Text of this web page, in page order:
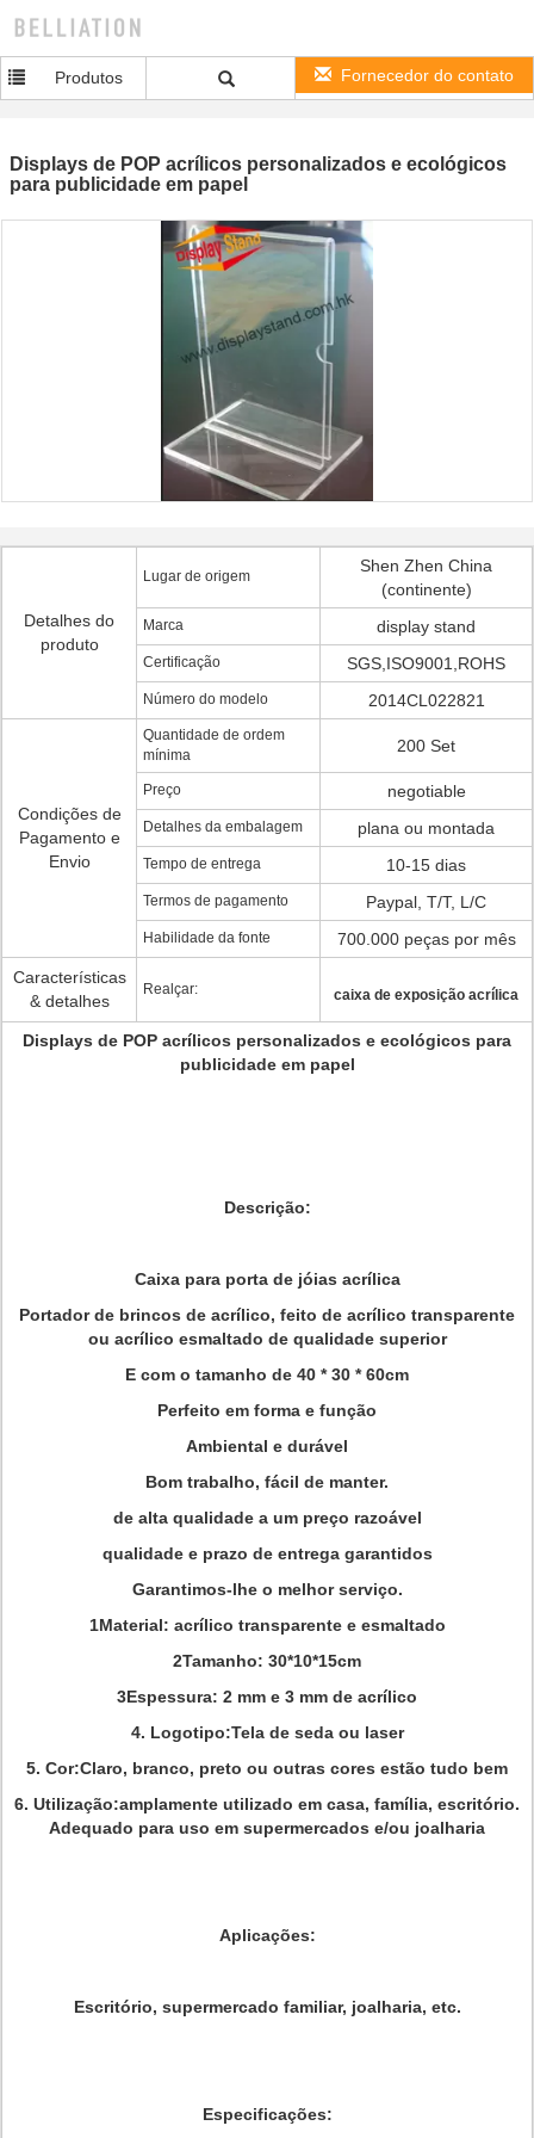
Produtos Fornecedor do contato
Displays de POP acrílicos personalizados e ecológicos
para publicidade em papel
Detalhes do
produto
Lugar de origem
Shen Zhen China
(continente)
Marca display stand
Certificação SGS,ISO9001,ROHS
Número do modelo 2014CL022821
Condições de
Pagamento e
Envio
Quantidade de ordem
mínima
200 Set
Preço negotiable
Detalhes da embalagem plana ou montada
Tempo de entrega 10-15 dias
Termos de pagamento Paypal, T/T, L/C
Habilidade da fonte
700.000 peças por mês
Características
& detalhes
Realçar: caixa de exposição acrílica
Displays de POP acrílicos personalizados e ecológicos para
publicidade em papel
Descrição:
Caixa para porta de jóias acrílica
Portador de brincos de acrílico, feito de acrílico transparente
ou acrílico esmaltado de qualidade superior
E com o tamanho de 40 * 30 * 60cm
Perfeito em forma e função
Ambiental e durável
Bom trabalho, fácil de manter.
de alta qualidade a um preço razoável
qualidade e prazo de entrega garantidos
Garantimos-lhe o melhor serviço.
1Material: acrílico transparente e esmaltado
2Tamanho: 30*10*15cm
3Espessura: 2 mm e 3 mm de acrílico
4. Logotipo:Tela de seda ou laser
5. Cor:Claro, branco, preto ou outras cores estão tudo bem
6. Utilização:amplamente utilizado em casa, família, escritório.
Adequado para uso em supermercados e/ou joalharia
Aplicações:
Escritório, supermercado familiar, joalharia, etc.
Especificações: